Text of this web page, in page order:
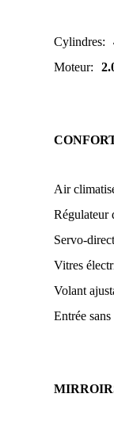
Cylindres:
Moteur:
Air
Régulateur
Servo-
Vitres
Volant
Entrée sans